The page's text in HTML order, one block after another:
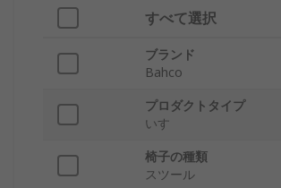
すべて選択
ブランド
Bahco
プロダクトタイプ
いす
椅子の種類
スツール